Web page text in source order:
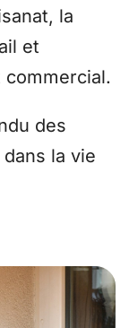
la
et
des
la vie